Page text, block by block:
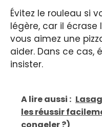
Évitez le rouleau si
légère, car il écrase
vous aimez une
aider. Dans ce cas,
insister.
A lire aussi :
les réussir
congeler ?)